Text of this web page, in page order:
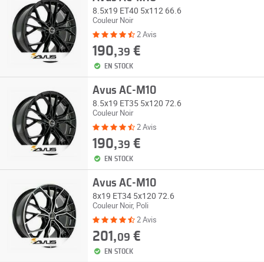
8.5x19 ET40 5x112 66.6
Couleur Noir
2 Avis
190,39 €
EN STOCK
Avus AC-M10
8.5x19 ET35 5x120 72.6
Couleur Noir
2 Avis
190,39 €
EN STOCK
Avus AC-M10
8x19 ET34 5x120 72.6
Couleur Noir, Poli
2 Avis
201,09 €
EN STOCK